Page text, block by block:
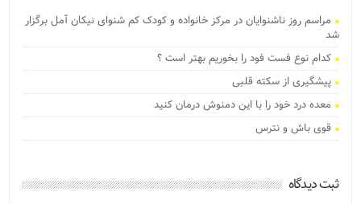
مراسم روز ناشنوایان در مرکز خانواده و کودک کم شنوای نیکان آمل برگزار
شد
کدام نوع فست فود را بخوریم بهتر است ؟
پیشگیری از سکته قلبی
معده درد خود را با این دمنوش درمان کنید
قوی باش و نترس
ثبت دیدگاه